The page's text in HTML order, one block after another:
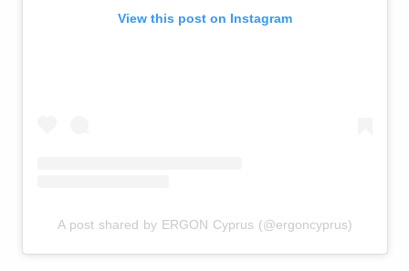
View this post on Instagram
A post shared by ERGON Cyprus (@ergoncyprus)